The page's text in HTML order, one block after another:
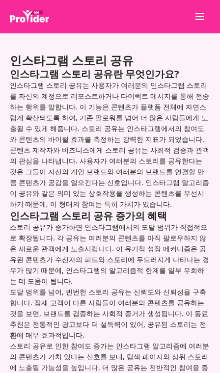
회사 소개
로그인
회원가입
서비스
API
이용약관
블로그
인스타그램 스토리 공유
인스타그램 스토리 공유란 무엇인가요?
인스타그램 스토리 공유는 사용자가 여러분의 인스타그램 스토리
를 자신의 계정으로 리포스트하거나 다이렉트 메시지를 통해 전송
하는 행위를 말합니다. 이 기능은 콘텐츠가 플랫폼 전체에 자연스
럽게 확산되도록 하여, 기존 팔로워를 넘어 더 많은 사람들에게 노
출될 수 있게 해줍니다. 스토리 공유는 인스타그램에서의 참여도
와 콘텐츠의 바이럴 효과를 측정하는 강력한 지표가 되었습니다.
콘텐츠 제작자와 비즈니스에게 스토리 공유는 사회적 검증과 관객
의 관심을 나타냅니다. 사용자가 여러분의 스토리를 공유한다는
것은 그들이 자신의 개인 브랜드와 여러분의 브랜드를 연결할 만
큼 콘텐츠가 공감을 일으킨다는 신호입니다. 인스타그램 알고리즘
이 공유와 같은 의미 있는 상호작용을 생성하는 콘텐츠를 우선시
하기 때문에, 이 형태의 참여는 특히 가치가 있습니다.
인스타그램 스토리 공유 증가의 혜택
스토리 공유가 증가하면 인스타그램에서의 도달 범위가 직접적으
로 확장됩니다. 각 공유는 여러분의 콘텐츠를 아직 팔로우하지 않
은 새로운 관객에게 노출시킵니다. 이 유기적 성장 메커니즘은 공
유된 콘텐츠가 수신자의 피드와 스토리에 두드러지게 나타나는 경
우가 많기 때문에, 인스타그램의 알고리즘적 한계를 일부 우회하
는 데 도움이 됩니다.
도달 범위를 넘어, 빈번한 스토리 공유는 신뢰도와 신뢰성을 구축
합니다. 잠재 고객이 다른 사람들이 여러분의 콘텐츠를 공유하는
것을 보면, 브랜드를 검증하는 사회적 증거가 생성됩니다. 이 동료
추천은 전통적인 광고보다 더 설득력이 있어, 공유된 스토리는 전
환에 매우 효과적입니다.
스토리 공유로 인한 참여도 증가는 인스타그램 알고리즘에 여러분
의 콘텐츠가 가치 있다는 신호를 보내, 탐색 페이지와 상위 스토리
에 노출될 가능성을 높입니다. 더 많은 공유는 전반적인 참여율 증